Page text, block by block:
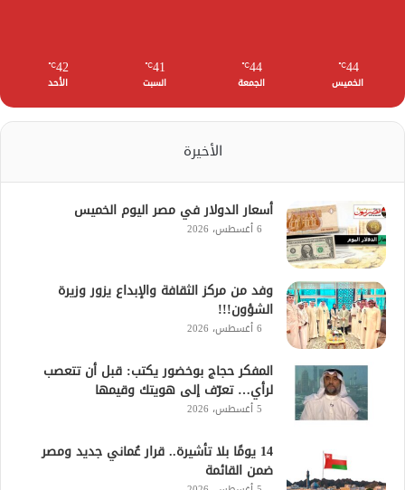
44
℃
الخميس
44
℃
الجمعة
41
℃
السبت
42
℃
الأحد
الأخيرة
أسعار الدولار في مصر اليوم الخميس
6 أغسطس، 2026
وفد من مركز الثقافة والإبداع يزور وزيرة
الشؤون!!!
6 أغسطس، 2026
المفكر حجاج بوخضور يكتب: قبل أن تتعصب
لرأي… تعرّف إلى هويتك وقيمها
5 أغسطس، 2026
14 يومًا بلا تأشيرة.. قرار عُماني جديد ومصر
ضمن القائمة